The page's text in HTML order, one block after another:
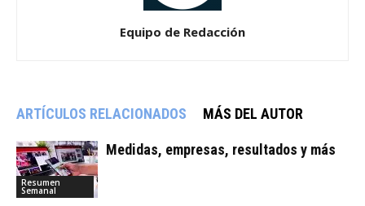
Equipo de Redacción
ARTÍCULOS RELACIONADOS MÁS DEL AUTOR
Resumen
Semanal
Medidas, empresas, resultados y más